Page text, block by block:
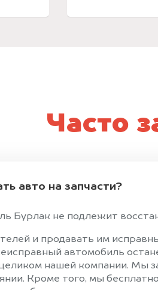
Часто
авто на запчасти?
Бурлак не подлежит
и продавать им
автомобиль
нашей компании. Мы
Кроме того, мы